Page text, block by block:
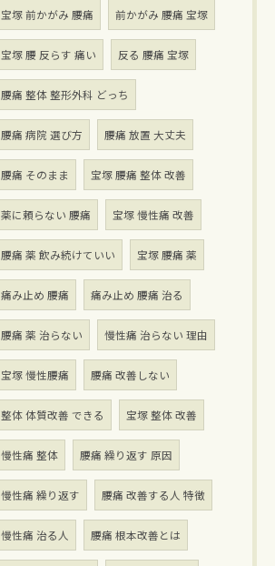
宝塚 前かがみ 腰痛 前かがみ 腰痛 宝塚
宝塚 腰 反らす 痛い 反る 腰痛 宝塚
腰痛 整体 整形外科 どっち
腰痛 病院 選び方 腰痛 放置 大丈夫
腰痛 そのまま 宝塚 腰痛 整体 改善
薬に頼らない 腰痛 宝塚 慢性痛 改善
腰痛 薬 飲み続けていい 宝塚 腰痛 薬
痛み止め 腰痛 痛み止め 腰痛 治る
腰痛 薬 治らない 慢性痛 治らない 理由
宝塚 慢性腰痛 腰痛 改善しない
整体 体質改善 できる 宝塚 整体 改善
慢性痛 整体 腰痛 繰り返す 原因
慢性痛 繰り返す 腰痛 改善する人 特徴
慢性痛 治る人 腰痛 根本改善とは